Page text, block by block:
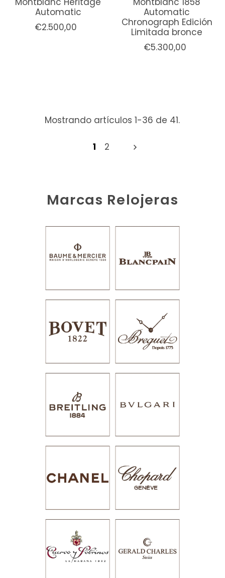
Automatic
€2.500,00
Automatic
Chronograph Edición
Limitada bronce
€5.300,00
Mostrando artículos 1-36 de 41.
1 2
Marcas Relojeras